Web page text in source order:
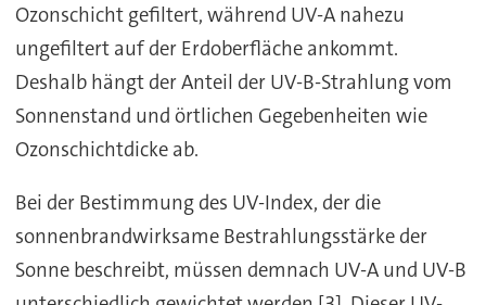
Ozonschicht gefiltert, während UV-A nahezu
ungefiltert auf der Erdoberfläche ankommt.
Deshalb hängt der Anteil der UV-B-Strahlung vom
Sonnenstand und örtlichen Gegebenheiten wie
Ozonschichtdicke ab.
Bei der Bestimmung des UV-Index, der die
sonnenbrandwirksame Bestrahlungsstärke der
Sonne beschreibt, müssen demnach UV-A und UV-B